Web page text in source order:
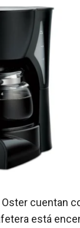
cuentan
está